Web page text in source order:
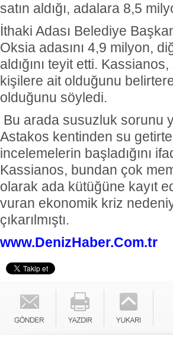
satın aldığı, adalara 8,5
İthaki Adası Belediye
Oksia adasını 4,9 milyon,
aldığını teyit etti.
kişilere ait olduğunu
olduğunu söyledi.
Bu arada susuzluk sorunu
Astakos kentinden su
incelemelerin başladığını
Kassianos, bundan çok
olarak ada kütüğüne kayıt
vuran ekonomik kriz
çıkarılmıştı.
www.DenizHaber.Com.tr